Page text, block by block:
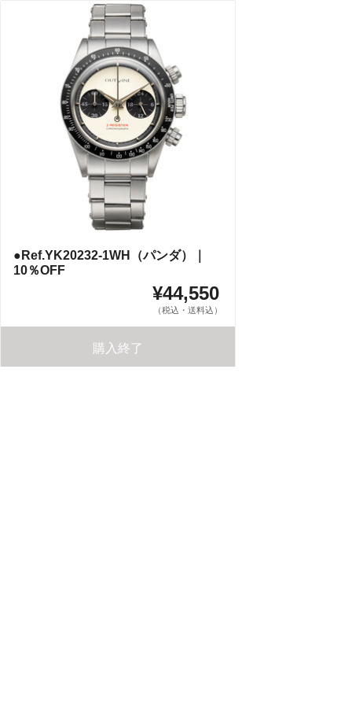
●Ref.YK20232-1WH（パンダ）｜
10％OFF
¥44,550
（税込・送料込）
購入終了